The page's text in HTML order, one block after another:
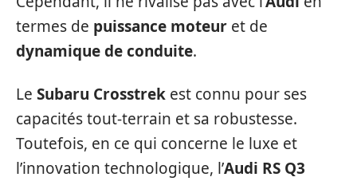
termes de puissance moteur et de
dynamique de conduite.
Le Subaru Crosstrek est connu pour ses
capacités tout-terrain et sa robustesse.
Toutefois, en ce qui concerne le luxe et
l’innovation technologique, l’Audi RS Q3